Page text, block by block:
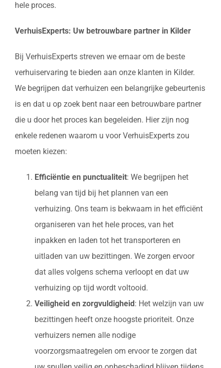
hele proces.
VerhuisExperts: Uw betrouwbare partner in Kilder
Bij VerhuisExperts streven we ernaar om de beste
verhuiservaring te bieden aan onze klanten in Kilder.
We begrijpen dat verhuizen een belangrijke gebeurtenis
is en dat u op zoek bent naar een betrouwbare partner
die u door het proces kan begeleiden. Hier zijn nog
enkele redenen waarom u voor VerhuisExperts zou
moeten kiezen:
Efficiëntie en punctualiteit: We begrijpen het
belang van tijd bij het plannen van een
verhuizing. Ons team is bekwaam in het efficiënt
organiseren van het hele proces, van het
inpakken en laden tot het transporteren en
uitladen van uw bezittingen. We zorgen ervoor
dat alles volgens schema verloopt en dat uw
verhuizing op tijd wordt voltooid.
Veiligheid en zorgvuldigheid : Het welzijn van uw
bezittingen heeft onze hoogste prioriteit. Onze
verhuizers nemen alle nodige
voorzorgsmaatregelen om ervoor te zorgen dat